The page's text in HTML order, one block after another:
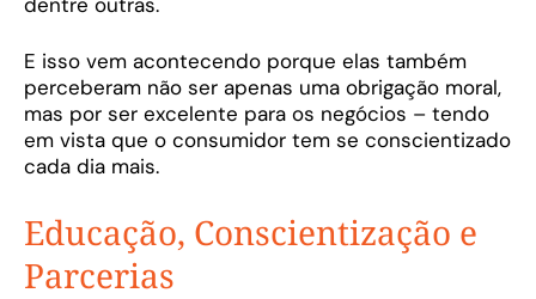
E isso vem acontecendo porque elas também
perceberam não ser apenas uma obrigação moral,
mas por ser excelente para os negócios – tendo
em vista que o consumidor tem se conscientizado
cada dia mais.
Educação, Conscientização e
Parcerias